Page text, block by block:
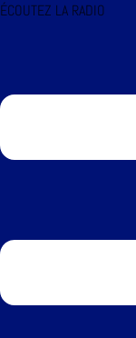
ÉCOUTEZ LA RADIO